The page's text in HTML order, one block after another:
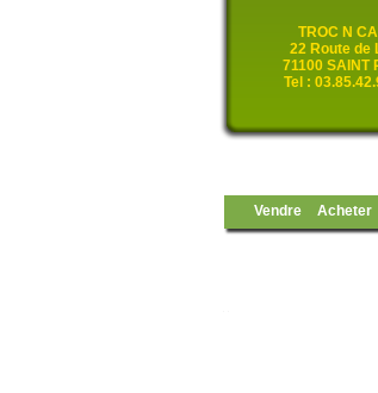
TROC N
22 Route de
71100 SAINT
Tel :
Vendre Acheter